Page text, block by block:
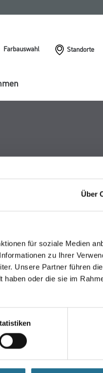
Über
für soziale Medien
zu Ihrer
Unsere Partner führen
oder die sie im
Farbauswahl
Standorte
IST
so schnell wie
lassen Sie sich